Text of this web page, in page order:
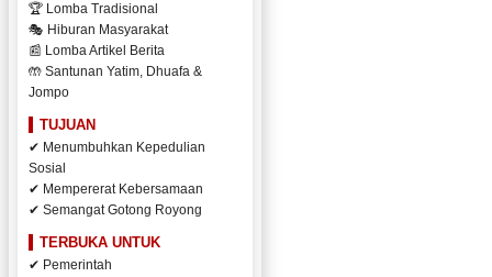
🏆 Lomba Tradisional
🎭 Hiburan Masyarakat
📰 Lomba Artikel Berita
🤲 Santunan Yatim, Dhuafa &
Jompo
TUJUAN
✔ Menumbuhkan Kepedulian
Sosial
✔ Mempererat Kebersamaan
✔ Semangat Gotong Royong
TERBUKA UNTUK
✔ Pemerintah